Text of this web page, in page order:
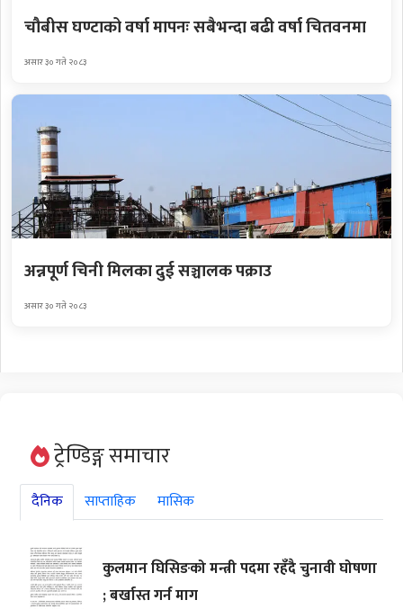
चौबीस घण्टाको वर्षा मापनः सबैभन्दा बढी वर्षा चितवनमा
असार ३० गते २०८३
अन्नपूर्ण चिनी मिलका दुई सञ्चालक पक्राउ
असार ३० गते २०८३
ट्रेण्डिङ्ग समाचार
दैनिक साप्ताहिक मासिक
कुलमान घिसिङको मन्त्री पदमा रहँदै चुनावी घोषणा
; बर्खास्त गर्न माग